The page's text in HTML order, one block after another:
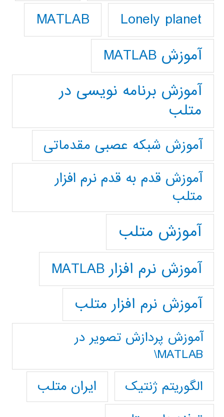
Lonely planet
MATLAB
آموزش MATLAB
آموزش برنامه نویسی در
متلب
آموزش شبکه عصبی مقدماتی
آموزش قدم به قدم نرم افزار
متلب
آموزش متلب
آموزش نرم افزار MATLAB
آموزش نرم افزار متلب
آموزش پردازش تصوير در
MATLAB\
الگوریتم ژنتیک
ایران متلب